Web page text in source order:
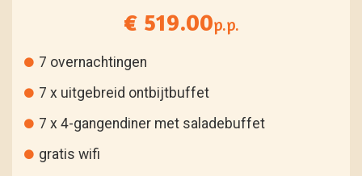
€ 519.00p.p.
7 overnachtingen
7 x uitgebreid ontbijtbuffet
7 x 4-gangendiner met saladebuffet
gratis wifi